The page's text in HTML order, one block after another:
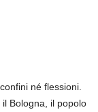
né flessioni.
il Bologna, il popolo